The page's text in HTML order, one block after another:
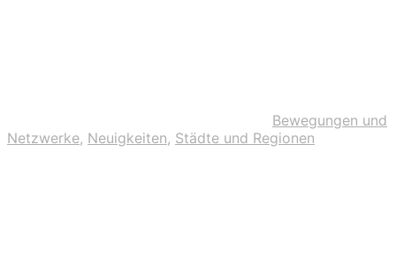
Bewegungen und
Netzwerke, Neuigkeiten, Städte und Regionen